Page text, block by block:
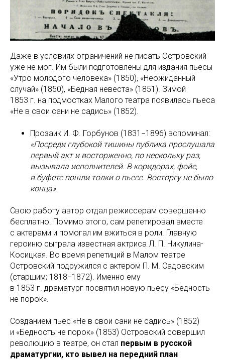
Даже в условиях ограничений не писать Островский
уже не мог. Им были подготовлены для издания пьесы
«Утро молодого человека» (1850), «Неожиданный
случай» (1850), «Бедная невеста» (1851). Зимой
1853 г. на подмостках Малого театра появилась пьеса
«Не в свои сани не садись» (1852).
Прозаик И. Ф. Горбунов (1831−1896) вспоминал:
«Посреди глубокой тишины публика прослушала
первый акт и восторженно, по нескольку раз,
вызывала исполнителей. В коридорах, фойе,
в буфете пошли толки о пьесе. Восторгу не было
конца».
Свою работу автор отдал режиссерам совершенно
бесплатно. Помимо этого, сам репетировал вместе
с актерами и помогал им вжиться в роли. Главную
героиню сыграла известная актриса Л. П. Никулина-
Косицкая. Во время репетиций в Малом театре
Островский подружился с актером П. М. Садовским
(старшим; 1818−1872). Именно ему
в 1853 г. драматург посвятил новую пьесу «Бедность
не порок».
Созданием пьес «Не в свои сани не садись» (1852)
и «Бедность не порок» (1853) Островский совершил
революцию в театре, он стал первым в русской
драматургии, кто вывел на передний план